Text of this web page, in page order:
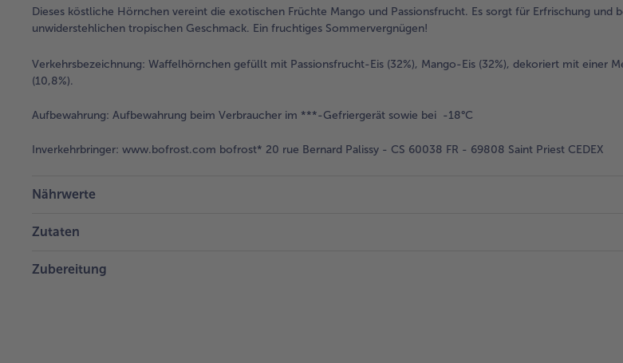
Dieses köstliche Hörnchen vereint die exotischen Früchte Mango und Passionsfrucht. Es sorgt für Erfrischung und
unwiderstehlichen tropischen Geschmack. Ein fruchtiges Sommervergnügen!
Verkehrsbezeichnung: Waffelhörnchen gefüllt mit Passionsfrucht-Eis (32%), Mango-Eis (32%), dekoriert mit einer
(10,8%).
Aufbewahrung: Aufbewahrung beim Verbraucher im ***-Gefriergerät sowie bei -18°C
Inverkehrbringer: www.bofrost.com bofrost* 20 rue Bernard Palissy - CS 60038 FR - 69808 Saint Priest CEDEX
Nährwerte
Zutaten
Zubereitung